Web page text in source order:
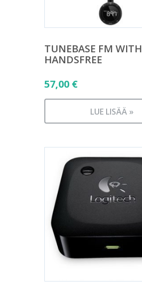
TUNEBASE FM WITH
HANDSFREE
57,00 €
LUE LISÄÄ »